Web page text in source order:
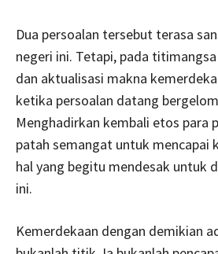
Dua persoalan tersebut terasa
negeri ini. Tetapi, pada
dan aktualisasi makna
ketika persoalan datang
Menghadirkan kembali etos para
patah semangat untuk mencapai
hal yang begitu mendesak untuk
ini.
Kemerdekaan dengan demikian